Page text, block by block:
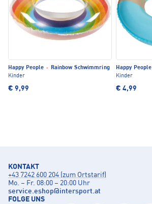
Happy People ·
Rainbow Schwimmring
Kinder
€ 9,99
Happy People
Kinder
€ 4,99
KONTAKT
+43 7242 600 204 (zum Ortstarif)
Mo. – Fr. 08:00 – 20:00 Uhr
service.eshop@intersport.at
FOLGE UNS